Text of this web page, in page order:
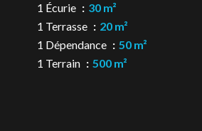
1 Écurie
30 m²
1 Terrasse
20 m²
1 Dépendance
50 m²
1 Terrain
500 m²